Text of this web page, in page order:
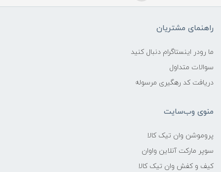
راهنمای مشتریان
ما رودر اینستاگرام دنبال کنید
سوالات متداول
دریافت کد رهگیری مرسوله
منوی وب‌سایت
پروموشن وان تیک کالا
سوپر مارکت آنلاین واوان
کیف و کفش وان تیک کالا